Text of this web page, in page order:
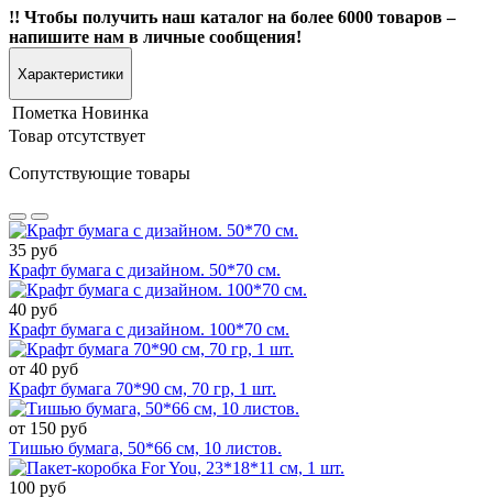
!! Чтобы получить наш каталог на более 6000 товаров –
напишите нам в личные сообщения!
Характеристики
Пометка Новинка
Товар отсутствует
Сопутствующие товары
35 руб
Крафт бумага с дизайном. 50*70 см.
40 руб
Крафт бумага с дизайном. 100*70 см.
от 40 руб
Крафт бумага 70*90 см, 70 гр, 1 шт.
от 150 руб
Тишью бумага, 50*66 см, 10 листов.
100 руб